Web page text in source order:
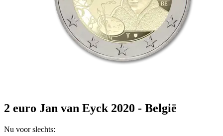
2 euro Jan van Eyck 2020 - België
Nu voor slechts: